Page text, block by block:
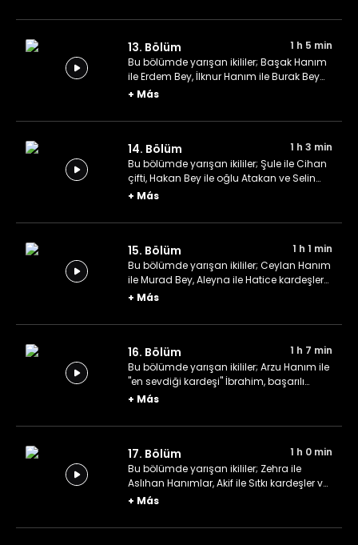
13. Bölüm
1 h 5 min
Bu bölümde yarışan ikililer; Başak Hanım
ile Erdem Bey, İlknur Hanım ile Burak Bey
ve Gökçe ile Aslı Hanımlar.
+ Más
14. Bölüm
1 h 3 min
Bu bölümde yarışan ikililer; Şule ile Cihan
çifti, Hakan Bey ile oğlu Atakan ve Selin
Hanım ile hem oğlu hem en iyi arkadaşı
+ Más
15. Bölüm
1 h 1 min
Bu bölümde yarışan ikililer; Ceylan Hanım
ile Murad Bey, Aleyna ile Hatice kardeşler
ve İnci ile Ersin çifti.
+ Más
16. Bölüm
1 h 7 min
Bu bölümde yarışan ikililer; Arzu Hanım ile
"en sevdiği kardeşi" İbrahim, başarılı
Hekim Arzu Hanım ile kızı Elif ve Özlem
+ Más
17. Bölüm
1 h 0 min
Bu bölümde yarışan ikililer; Zehra ile
Aslıhan Hanımlar, Akif ile Sıtkı kardeşler ve
Fatmanur ile Damla Hanımlar.
+ Más